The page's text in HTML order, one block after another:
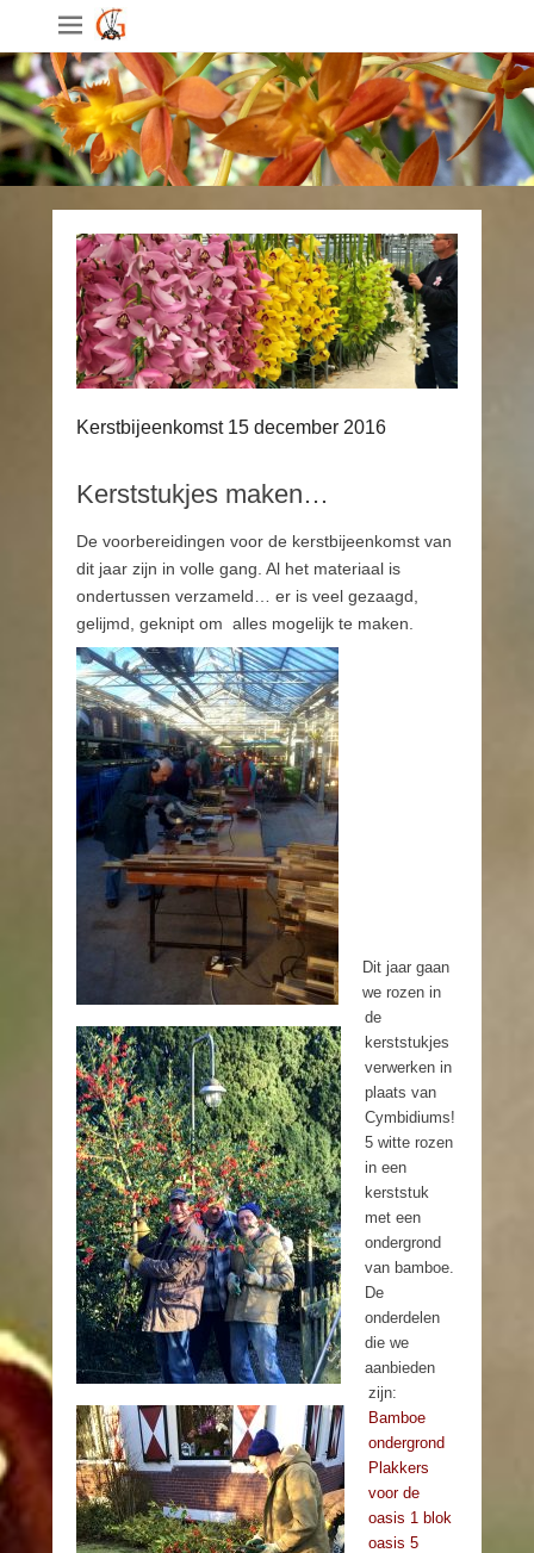
Kerstbijeenkomst 15 december 2016
Kerststukjes maken…
De voorbereidingen voor de kerstbijeenkomst van
dit jaar zijn in volle gang. Al het materiaal is
ondertussen verzameld… er is veel gezaagd,
gelijmd, geknipt om alles mogelijk te maken.
Dit jaar gaan
we rozen in
de
kerststukjes
verwerken in
plaats van
Cymbidiums!
5 witte rozen
in een
kerststuk
met een
ondergrond
van bamboe.
De
onderdelen
die we
aanbieden
zijn:
Bamboe
ondergrond
Plakkers
voor de
oasis 1 blok
oasis 5